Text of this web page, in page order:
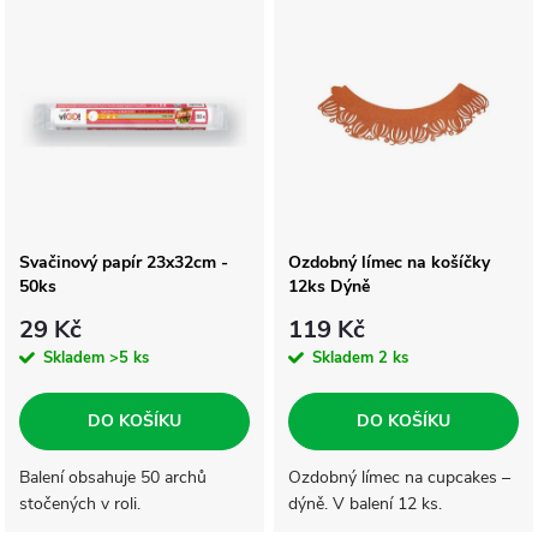
e
p
r
o
d
Abecedně
p
s
p
r
o
d
Svačinový papír 23x32cm -
50ks
29 Kč
Skladem >5 ks
DO KOŠÍKU
Balení obsahuje 50 archů
stočených v roli.
Ozdobný límec na košíčky
12ks Dýně
119 Kč
Skladem 2 ks
DO KOŠÍKU
Ozdobný límec na cupcakes –
dýně. V balení 12 ks.